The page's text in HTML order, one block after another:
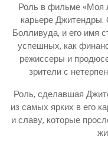
Роль в фильме «Моя
карьере Джитендры.
Болливуда, и его имя
успешных, как
режиссеры и
зрители с
Роль, сделавшая
из самых ярких в его
и славу, которые